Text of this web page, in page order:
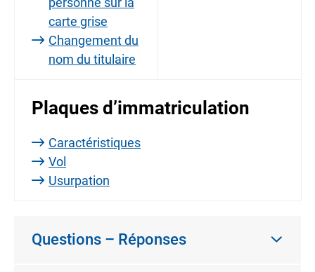
carte grise
Changement du
nom du titulaire
Plaques d’immatriculation
Caractéristiques
Vol
Usurpation
Questions – Réponses